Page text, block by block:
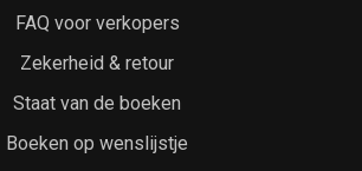
FAQ voor verkopers
Zekerheid & retour
Staat van de boeken
Boeken op wenslijstje